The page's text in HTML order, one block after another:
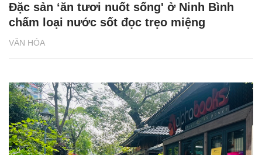
VĂN HÓA
Đặc sản ‘ăn tươi nuốt sống' ở Ninh Bình
chấm loại nước sốt đọc trẹo miệng